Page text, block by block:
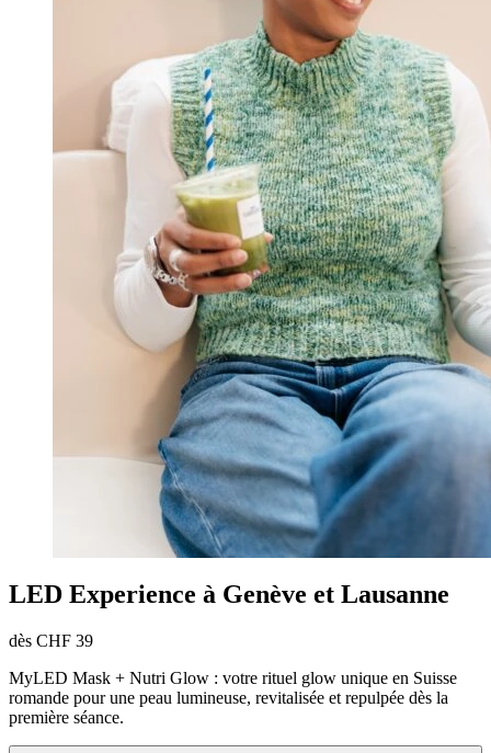
LED Experience à Genève et Lausanne
dès CHF 39
MyLED Mask + Nutri Glow : votre rituel glow unique en Suisse
romande pour une peau lumineuse, revitalisée et repulpée dès la
première séance.